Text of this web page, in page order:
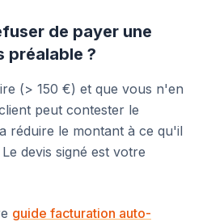
de payer une
préalable ?
(> 150 €) et que vous n'en
peut contester le
réduire le montant à ce qu'il
devis signé est votre
guide facturation auto-